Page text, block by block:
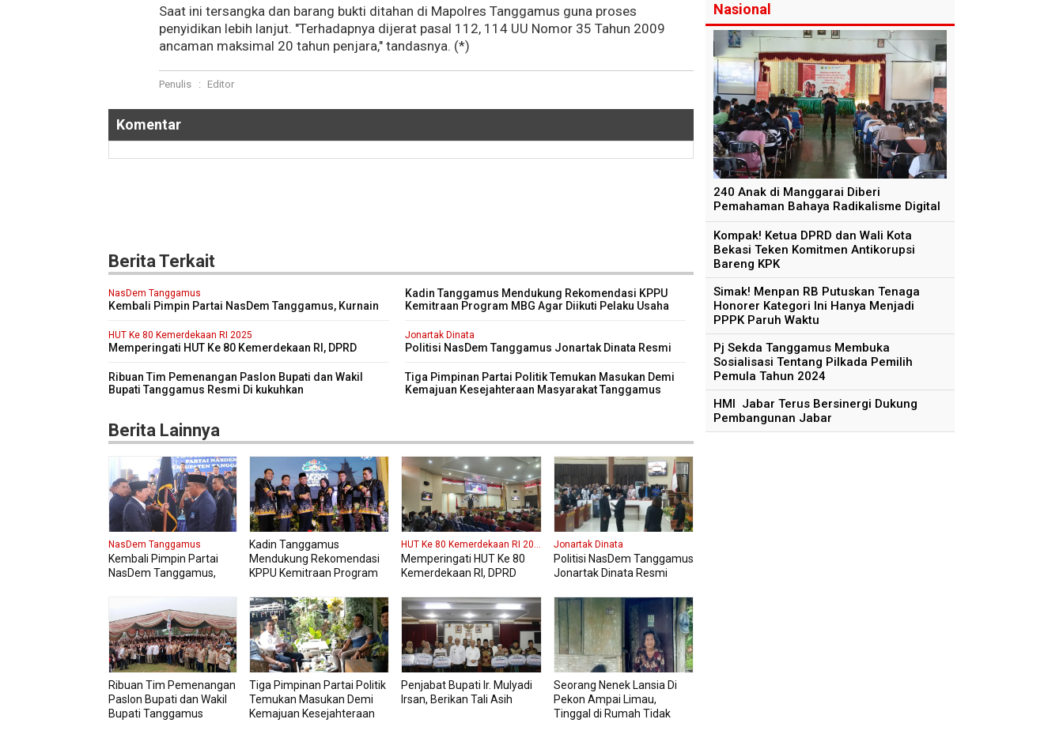
Saat ini tersangka dan barang bukti ditahan di Mapolres Tanggamus guna proses
penyidikan lebih lanjut. "Terhadapnya dijerat pasal 112, 114 UU Nomor 35 Tahun 2009
ancaman maksimal 20 tahun penjara," tandasnya. (*)
Penulis : Editor
Komentar
Berita Terkait
NasDem Tanggamus
Kembali Pimpin Partai NasDem Tanggamus, Kurnain
lipat
Kadin Tanggamus Mendukung Rekomendasi KPPU
Kemitraan Program MBG Agar Diikuti Pelaku Usaha
HUT Ke 80 Kemerdekaan RI 2025
Memperingati HUT Ke 80 Kemerdekaan RI, DPRD
Istimewa
Jonartak Dinata
Politisi NasDem Tanggamus Jonartak Dinata Resmi
Ribuan Tim Pemenangan Paslon Bupati dan Wakil
Bupati Tanggamus Resmi Di kukuhkan
Tiga Pimpinan Partai Politik Temukan Masukan Demi
Kemajuan Kesejahteraan Masyarakat Tanggamus
Berita Lainnya
NasDem Tanggamus
Kembali Pimpin Partai
NasDem Tanggamus,
Mendatang Dua Kali lipat
Kadin Tanggamus
Mendukung Rekomendasi
KPPU Kemitraan Program
Usaha Lokal Kabupaten
HUT Ke 80 Kemerdekaan RI 2025
Memperingati HUT Ke 80
Kemerdekaan RI, DPRD
Menggelar Sidang
Paripurna Istimewa
Jonartak Dinata
Politisi NasDem Tanggamus
Jonartak Dinata Resmi
Tanggamus
Ribuan Tim Pemenangan
Paslon Bupati dan Wakil
Bupati Tanggamus
Tiga Pimpinan Partai Politik
Temukan Masukan Demi
Kemajuan Kesejahteraan
Penjabat Bupati Ir. Mulyadi
Irsan, Berikan Tali Asih
Seorang Nenek Lansia Di
Pekon Ampai Limau,
Tinggal di Rumah Tidak
Nasional
240 Anak di Manggarai Diberi
Pemahaman Bahaya Radikalisme Digital
Kompak! Ketua DPRD dan Wali Kota
Bekasi Teken Komitmen Antikorupsi
Bareng KPK
Simak! Menpan RB Putuskan Tenaga
Honorer Kategori Ini Hanya Menjadi
PPPK Paruh Waktu
Pj Sekda Tanggamus Membuka
Sosialisasi Tentang Pilkada Pemilih
Pemula Tahun 2024
HMI Jabar Terus Bersinergi Dukung
Pembangunan Jabar